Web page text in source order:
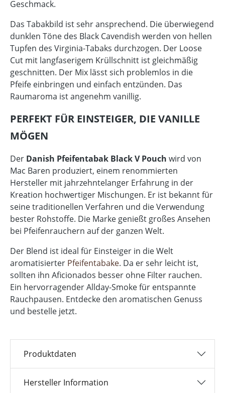
Geschmack.
Das Tabakbild ist sehr ansprechend. Die überwiegend
dunklen Töne des Black Cavendish werden von hellen
Tupfen des Virginia-Tabaks durchzogen. Der Loose
Cut mit langfaserigem Krüllschnitt ist gleichmäßig
geschnitten. Der Mix lässt sich problemlos in die
Pfeife einbringen und einfach entzünden. Das
Raumaroma ist angenehm vanillig.
PERFEKT FÜR EINSTEIGER, DIE VANILLE
MÖGEN
Der Danish Pfeifentabak Black V Pouch wird von
Mac Baren produziert, einem renommierten
Hersteller mit jahrzehntelanger Erfahrung in der
Kreation hochwertiger Mischungen. Er ist bekannt für
seine traditionellen Verfahren und die Verwendung
bester Rohstoffe. Die Marke genießt großes Ansehen
bei Pfeifenrauchern auf der ganzen Welt.
Der Blend ist ideal für Einsteiger in die Welt
aromatisierter Pfeifentabake. Da er sehr leicht ist,
sollten ihn Aficionados besser ohne Filter rauchen.
Ein hervorragender Allday-Smoke für entspannte
Rauchpausen. Entdecke den aromatischen Genuss
und bestelle jetzt.
Produktdaten
Hersteller Information